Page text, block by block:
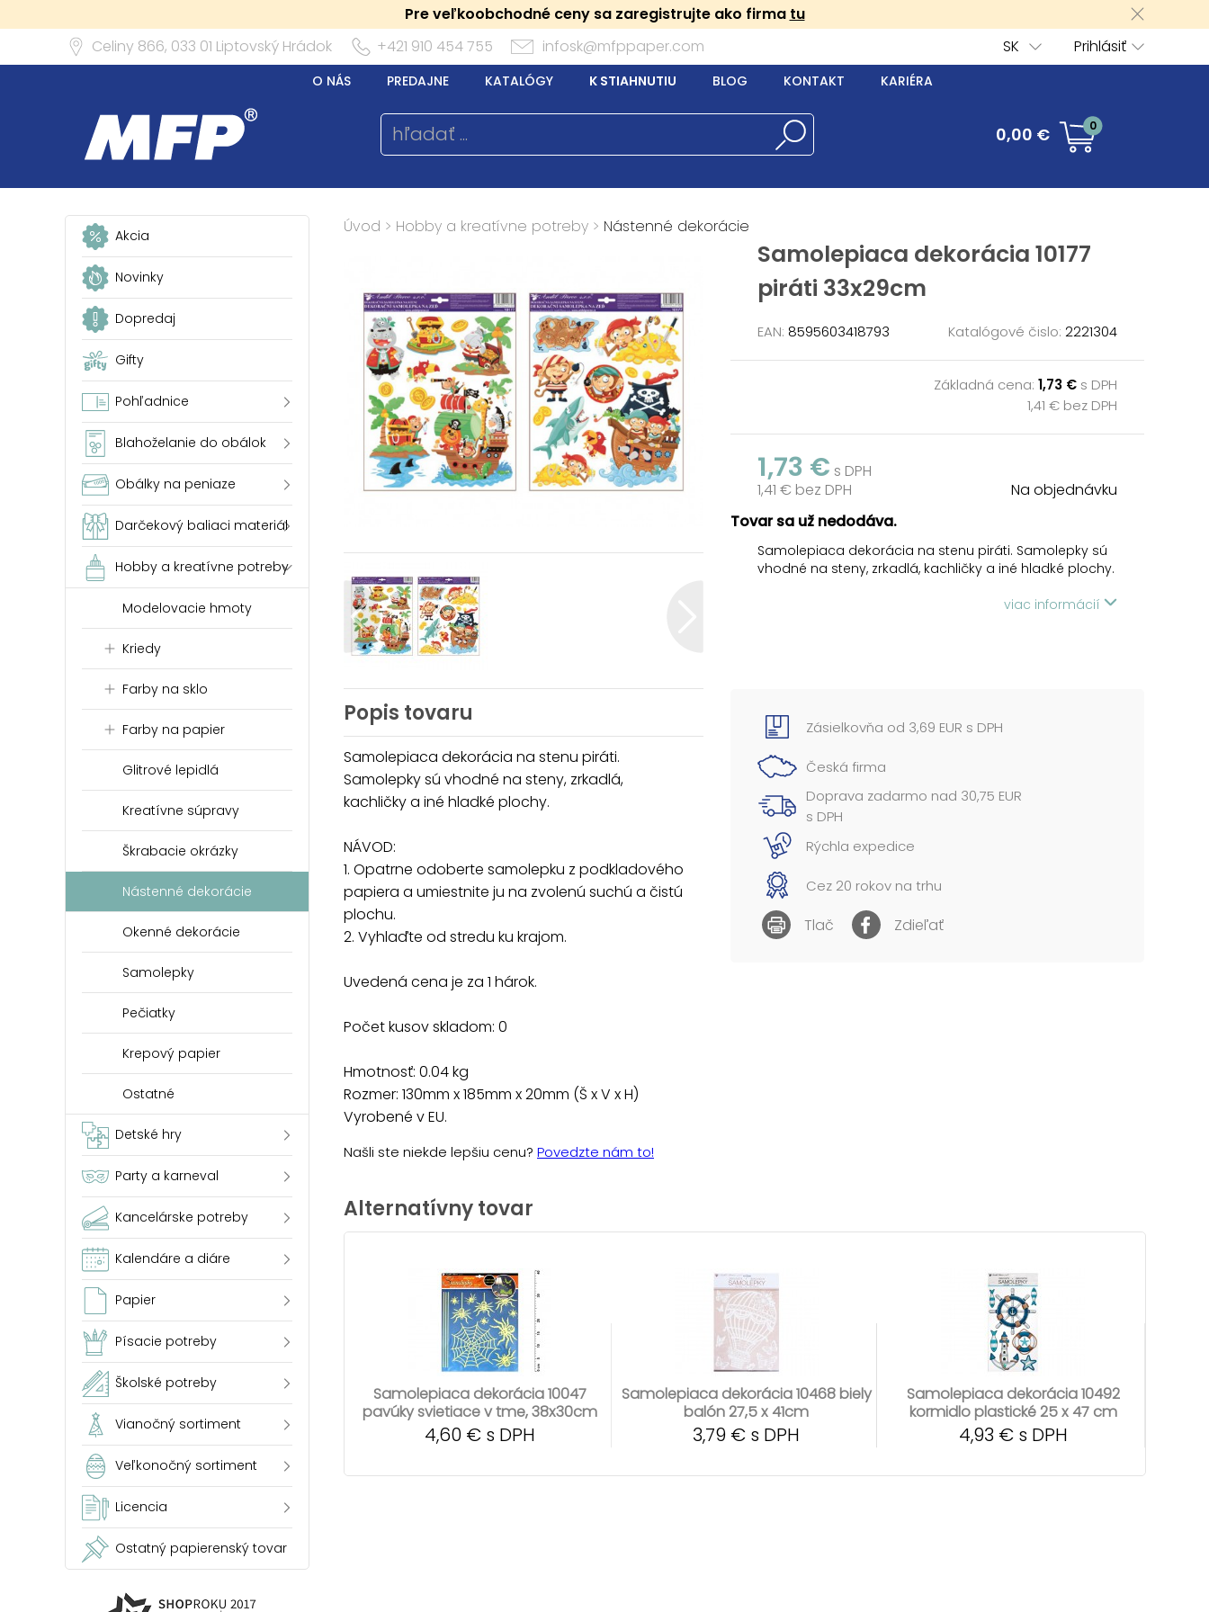
Pre veľkoobchodné ceny sa zaregistrujte ako firma tu
Celiny 866, 033 01 Liptovský Hrádok +421 910 454 755 infosk@mfppaper.com Prihlásiť
SK
O NÁS PREDAJNE KATALÓGY K STIAHNUTIU BLOG KONTAKT KARIÉRA
0,00 € 0
Akcia
Novinky
Dopredaj
Gifty
Pohľadnice
Blahoželanie do obálok
Obálky na peniaze
Darčekový baliaci materiál
Hobby a kreatívne potreby
Modelovacie hmoty
Kriedy
Farby na sklo
Farby na papier
Glitrové lepidlá
Kreatívne súpravy
Škrabacie okrázky
Nástenné dekorácie
Okenné dekorácie
Samolepky
Pečiatky
Krepový papier
Ostatné
Detské hry
Party a karneval
Kancelárske potreby
Kalendáre a diáre
Papier
Písacie potreby
Školské potreby
Vianočný sortiment
Veľkonočný sortiment
Licencia
Ostatný papierenský tovar
Úvod > Hobby a kreatívne potreby > Nástenné dekorácie
Samolepiaca dekorácia 10177
piráti 33x29cm
EAN: 8595603418793 Katalógové čislo: 2221304
Základná cena: 1,73 € s DPH
1,41 € bez DPH
1,73 € s DPH
1,41 € bez DPH
Na objednávku
Tovar sa už nedodáva.
Samolepiaca dekorácia na stenu piráti. Samolepky sú
vhodné na steny, zrkadlá, kachličky a iné hladké plochy.
Uvedená cena je za 1 hárok....
viac informácií
Popis tovaru
Samolepiaca dekorácia na stenu piráti.
Samolepky sú vhodné na steny, zrkadlá,
kachličky a iné hladké plochy.
NÁVOD:
1. Opatrne odoberte samolepku z podkladového
papiera a umiestnite ju na zvolenú suchú a čistú
plochu.
2. Vyhlaďte od stredu ku krajom.
Uvedená cena je za 1 hárok.
Počet kusov skladom: 0
Hmotnosť: 0.04 kg
Rozmer: 130mm x 185mm x 20mm (Š x V x H)
Vyrobené v EU.
Našli ste niekde lepšiu cenu? Povedzte nám to!
Zásielkovňa od 3,69 EUR s DPH
Česká firma
Doprava zadarmo nad 30,75 EUR
s DPH
Rýchla expedice
Cez 20 rokov na trhu
Tlač Zdieľať
Alternatívny tovar
Samolepiaca dekorácia 10047
pavúky svietiace v tme, 38x30cm
4,60 € s DPH
Samolepiaca dekorácia 10468 biely
balón 27,5 x 41cm
3,79 € s DPH
Samolepiaca dekorácia 10492
kormidlo plastické 25 x 47 cm
4,93 € s DPH